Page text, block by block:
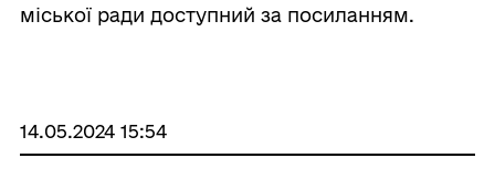
міської ради доступний за посиланням.
14.05.2024 15:54